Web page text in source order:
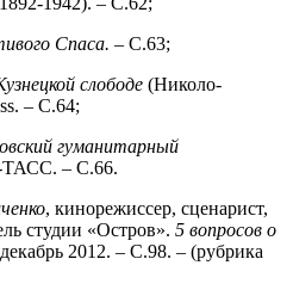
Спаса. – С.63;
слободе (Николо-
– С.64;
гуманитарный
– С.66.
, кинорежиссер, сценарист,
студии «Остров». 5 вопросов о
2012. – С.98. – (рубрика